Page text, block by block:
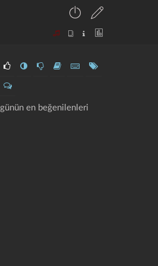
günün en beğenilenleri